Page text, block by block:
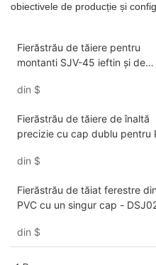
obiectivele de producție și
Fierăstrău de tăiere pentru
montanti SJV-45 ieftin și de
Eworld
din $
Fierăstrău de tăiere de înaltă
precizie cu cap dublu pentru
din $
Fierăstrău de tăiat ferestre din
PVC cu un singur cap -
din $